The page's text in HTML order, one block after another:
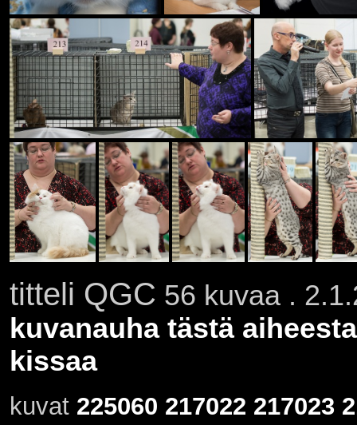
titteli QGC 56 kuvaa .
kuvanauha tästä aiheesta
kissaa
kuvat 225060 217022 217023